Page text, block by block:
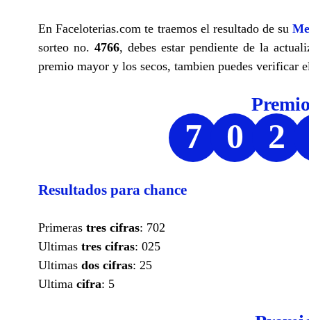
En Faceloterias.com te traemos el resultado de su
sorteo no. 4766, debes estar pendiente de la
premio mayor y los secos, tambien puedes verificar
7 0 2
Resultados para chance
Primeras tres cifras: 702
Ultimas tres cifras: 025
Ultimas dos cifras: 25
Ultima cifra: 5